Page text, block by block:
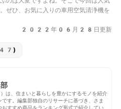
ぜひ、お気に入りの車用空気清浄機を
2022年06月28日更新
は、住まいと暮らしを豊かにするモノを紹介
です。編集部独自のリサーチに基づき、さま
おすすめ商品をランキング形式で紹介してい